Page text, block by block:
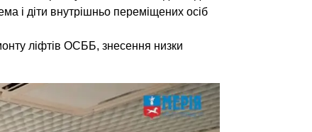
і діти внутрішньо переміщених осіб
ліфтів ОСББ, знесення низки